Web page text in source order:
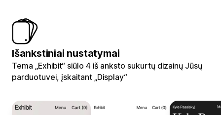
Išankstiniai nustatymai
Tema „Exhibit“ siūlo 4 iš anksto sukurtų dizainų Jūsų
parduotuvei, įskaitant „Display“